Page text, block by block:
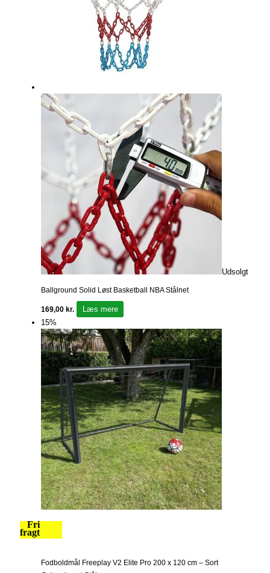
Udsolgt
Ballground Solid Løst Basketball NBA Stålnet
169,00 kr.
Læs mere
15%
Fri
fragt
Fodboldmål Freeplay V2 Elite Pro 200 x 120 cm – Sort